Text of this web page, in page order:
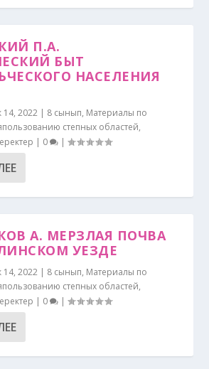
П.А.
БЫТ
НАСЕЛЕНИЯ
14, 2022 | 8 сынып, Материалы по
степных областей,
| 0 |
А. МЕРЗЛАЯ ПОЧВА
УЕЗДЕ
14, 2022 | 8 сынып, Материалы по
степных областей,
| 0 |